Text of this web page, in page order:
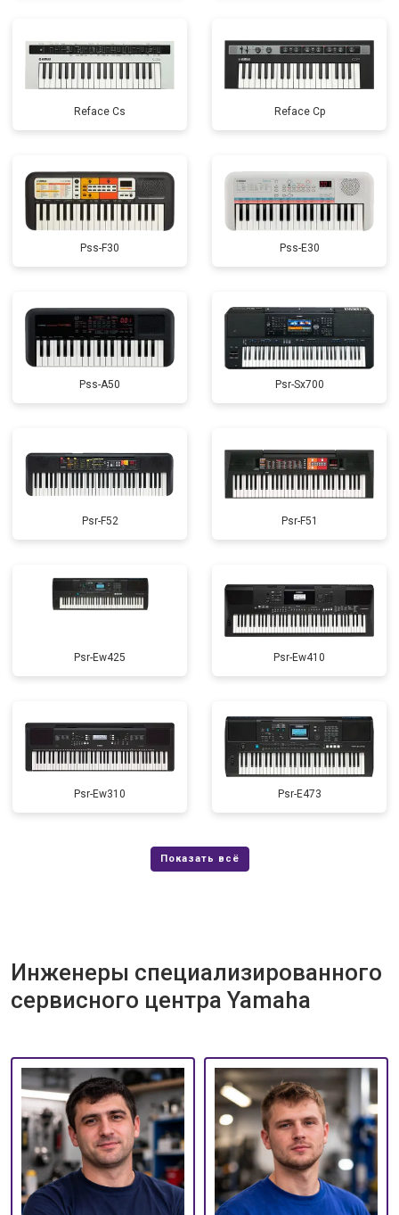
Reface Cs Reface Cp
Pss-F30 Pss-E30
Pss-A50 Psr-Sx700
Psr-F52 Psr-F51
Psr-Ew425 Psr-Ew410
Psr-Ew310 Psr-E473
Инженеры специализированного
сервисного центра Yamaha